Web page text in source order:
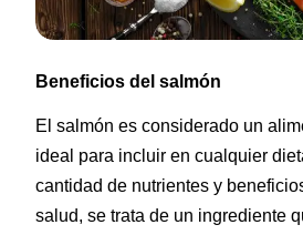
Beneficios del salmón
El salmón es considerado un
ideal para incluir en cualquier
cantidad de nutrientes y
salud, se trata de un ingrediente